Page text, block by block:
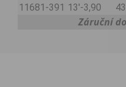
11681-391 13'-3,90
Záruční